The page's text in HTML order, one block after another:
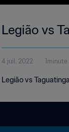
4 juil. 2022
Legião vs